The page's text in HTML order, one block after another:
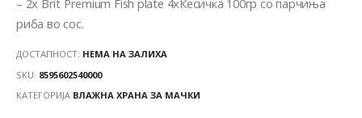
– 2х Brit Premium Fish plate 4хКесичка 100гр со парчиња
риба во сос.
ДОСТАПНОСТ: НЕМА НА ЗАЛИХА
SKU: 8595602540000
КАТЕГОРИЈА ВЛАЖНА ХРАНА ЗА МАЧКИ